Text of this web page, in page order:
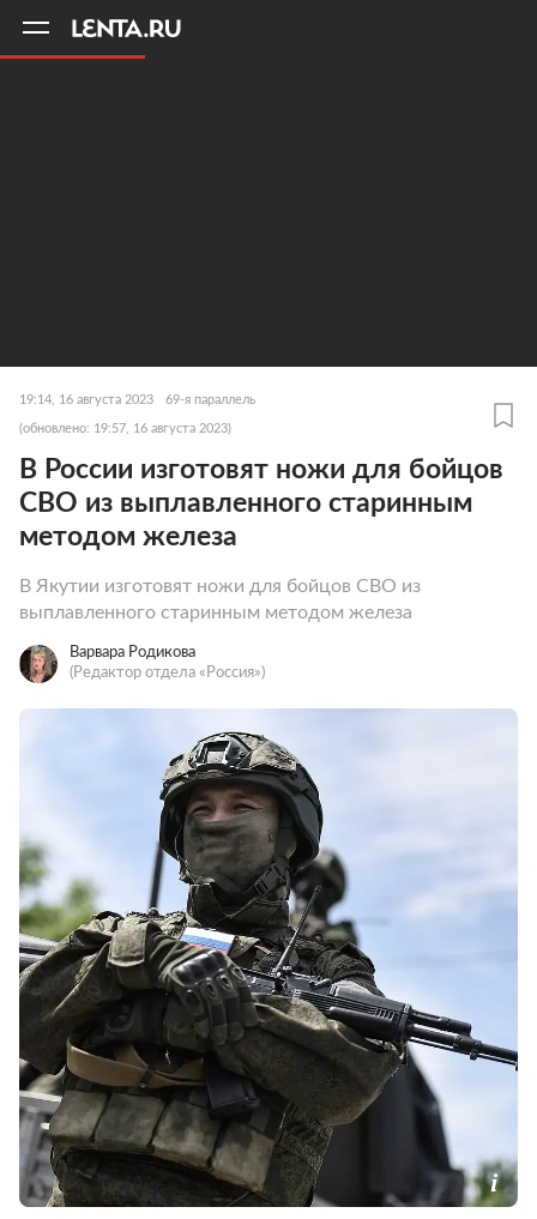
19:14, 16 августа 2023 69-я параллель
(обновлено: 19:57, 16 августа 2023)
В России изготовят ножи для бойцов
СВО из выплавленного старинным
методом железа
В Якутии изготовят ножи для бойцов СВО из
выплавленного старинным методом железа
Варвара Родикова
(Редактор отдела «Россия»)